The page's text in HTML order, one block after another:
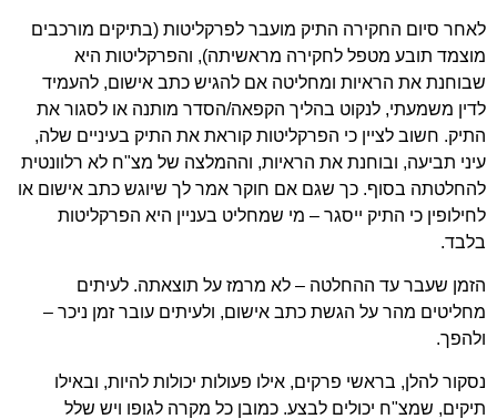
לאחר סיום החקירה התיק מועבר לפרקליטות (בתיקים מורכבים
מוצמד תובע מטפל לחקירה מראשיתה), והפרקליטות היא
שבוחנת את הראיות ומחליטה אם להגיש כתב אישום, להעמיד
לדין משמעתי, לנקוט בהליך הקפאה/הסדר מותנה או לסגור את
התיק. חשוב לציין כי הפרקליטות קוראת את התיק בעיניים שלה,
עיני תביעה, ובוחנת את הראיות, וההמלצה של מצ"ח לא רלוונטית
להחלטתה בסוף. כך שגם אם חוקר אמר לך שיוגש כתב אישום או
לחילופין כי התיק ייסגר – מי שמחליט בעניין היא הפרקליטות
בלבד.
הזמן שעבר עד ההחלטה – לא מרמז על תוצאתה. לעיתים
מחליטים מהר על הגשת כתב אישום, ולעיתים עובר זמן ניכר –
ולהפך.
נסקור להלן, בראשי פרקים, אילו פעולות יכולות להיות, ובאילו
תיקים, שמצ"ח יכולים לבצע. כמובן כל מקרה לגופו ויש שלל